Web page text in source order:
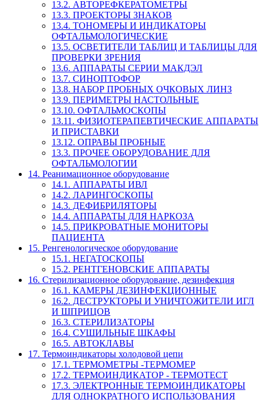
13.2. АВТОРЕФКЕРАТОМЕТРЫ
13.3. ПРОЕКТОРЫ ЗНАКОВ
13.4. ТОНОМЕРЫ И ИНДИКАТОРЫ
ОФТАЛЬМОЛОГИЧЕСКИЕ
13.5. ОСВЕТИТЕЛИ ТАБЛИЦ И ТАБЛИЦЫ ДЛЯ
ПРОВЕРКИ ЗРЕНИЯ
13.6. АППАРАТЫ СЕРИИ МАКДЭЛ
13.7. СИНОПТОФОР
13.8. НАБОР ПРОБНЫХ ОЧКОВЫХ ЛИНЗ
13.9. ПЕРИМЕТРЫ НАСТОЛЬНЫЕ
13.10. ОФТАЛЬМОСКОПЫ
13.11. ФИЗИОТЕРАПЕВТИЧЕСКИЕ АППАРАТЫ
И ПРИСТАВКИ
13.12. ОПРАВЫ ПРОБНЫЕ
13.3. ПРОЧЕЕ ОБОРУДОВАНИЕ ДЛЯ
ОФТАЛЬМОЛОГИИ
14. Реанимационное оборудование
14.1. АППАРАТЫ ИВЛ
14.2. ЛАРИНГОСКОПЫ
14.3. ДЕФИБРИЛЯТОРЫ
14.4. АППАРАТЫ ДЛЯ НАРКОЗА
14.5. ПРИКРОВАТНЫЕ МОНИТОРЫ
ПАЦИЕНТА
15. Ренгенологическое оборудование
15.1. НЕГАТОСКОПЫ
15.2. РЕНТГЕНОВСКИЕ АППАРАТЫ
16. Стерилизационное оборудование, дезинфекция
16.1. КАМЕРЫ ДЕЗИНФЕКЦИОННЫЕ
16.2. ДЕСТРУКТОРЫ И УНИЧТОЖИТЕЛИ ИГЛ
И ШПРИЦОВ
16.3. СТЕРИЛИЗАТОРЫ
16.4. СУШИЛЬНЫЕ ШКАФЫ
16.5. АВТОКЛАВЫ
17. Термоиндикаторы холодовой цепи
17.1. ТЕРМОМЕТРЫ -ТЕРМОМЕР
17.2. ТЕРМОИНДИКАТОР - ТЕРМОТЕСТ
17.3. ЭЛЕКТРОННЫЕ ТЕРМОИНДИКАТОРЫ
ДЛЯ ОДНОКРАТНОГО ИСПОЛЬЗОВАНИЯ